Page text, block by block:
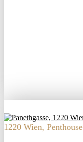
1220 Wien, Penthouse